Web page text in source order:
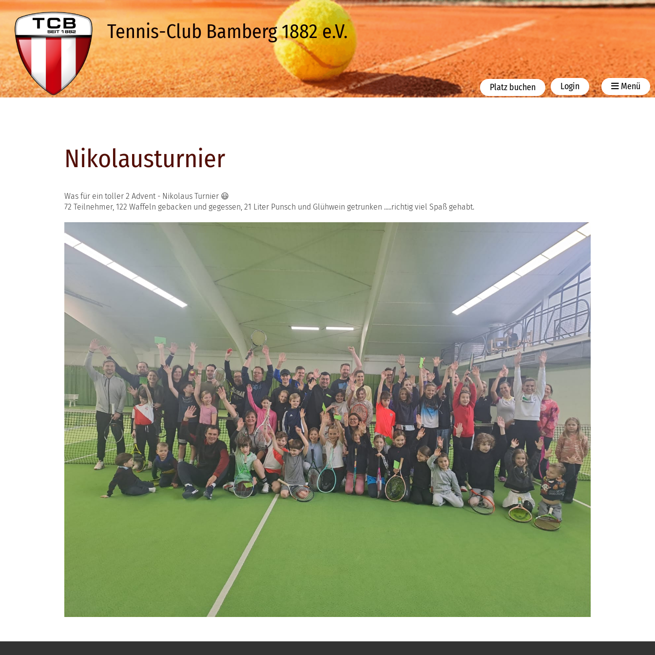
Tennis-Club Bamberg 1882 e.V.
Platz buchen Login Menü
Nikolausturnier
Was für ein toller 2 Advent - Nikolaus Turnier 😃
72 Teilnehmer, 122 Waffeln gebacken und gegessen, 21 Liter Punsch und Glühwein getrunken .....richtig viel Spaß gehabt.